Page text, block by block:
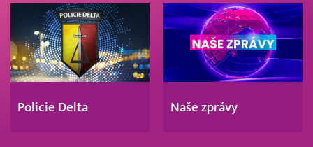
Policie Delta Naše zprávy